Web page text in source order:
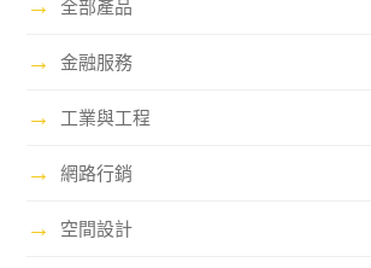
→ 全部產品
→ 金融服務
→ 工業與工程
→ 網路行銷
→ 空間設計